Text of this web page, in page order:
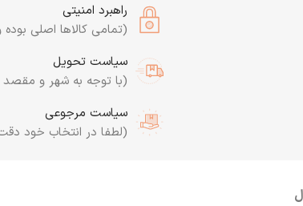
راهبرد امنیتی
(تمامی کالاها اصلی
سیاست تحویل
(با توجه به شهر و مقصد
سیاست مرجوعی
(لطفا در انتخاب خود